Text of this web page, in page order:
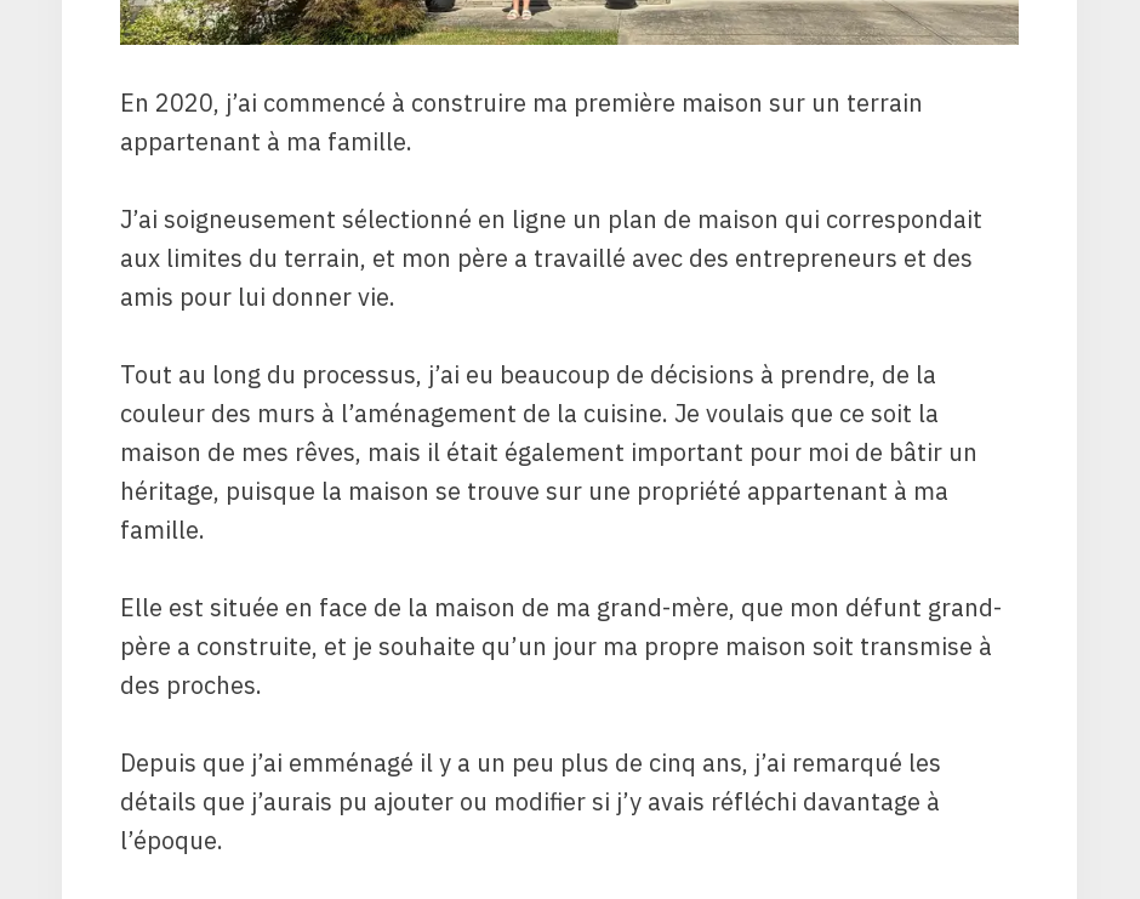
En 2020, j’ai commencé à construire ma première maison sur un terrain
appartenant à ma famille.
J’ai soigneusement sélectionné en ligne un plan de maison qui correspondait
aux limites du terrain, et mon père a travaillé avec des entrepreneurs et des
amis pour lui donner vie.
Tout au long du processus, j’ai eu beaucoup de décisions à prendre, de la
couleur des murs à l’aménagement de la cuisine. Je voulais que ce soit la
maison de mes rêves, mais il était également important pour moi de bâtir un
héritage, puisque la maison se trouve sur une propriété appartenant à ma
famille.
Elle est située en face de la maison de ma grand-mère, que mon défunt grand-
père a construite, et je souhaite qu’un jour ma propre maison soit transmise à
des proches.
Depuis que j’ai emménagé il y a un peu plus de cinq ans, j’ai remarqué les
détails que j’aurais pu ajouter ou modifier si j’y avais réfléchi davantage à
l’époque.